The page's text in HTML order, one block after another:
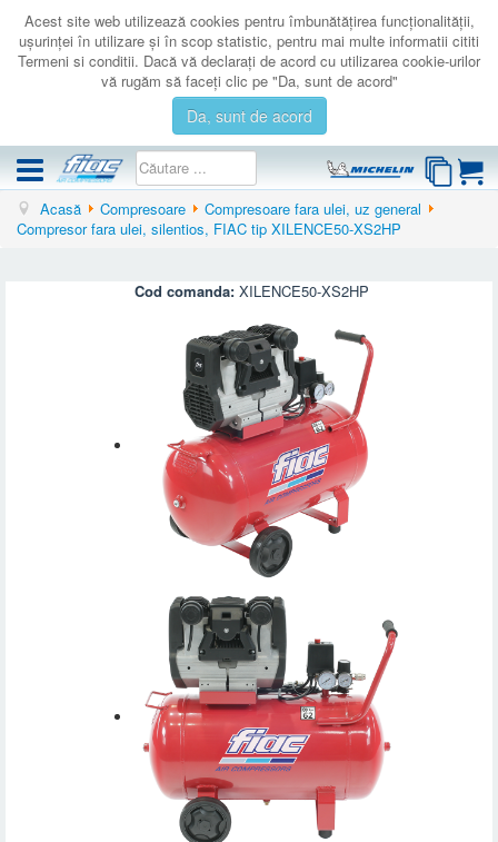
Acest site web utilizează cookies pentru îmbunătăţirea funcţionalităţii,
uşurinţei în utilizare şi în scop statistic, pentru mai multe informatii cititi
Termeni si conditii. Dacă vă declaraţi de acord cu utilizarea cookie-urilor
vă rugăm să faceţi clic pe "Da, sunt de acord"
Da, sunt de acord
COMPRESOARE
Acasă Compresoare
Compresoare fara ulei, uz general
Compresor fara ulei, silentios, FIAC tip XILENCE50-XS2HP
Cod comanda: XILENCE50-XS2HP